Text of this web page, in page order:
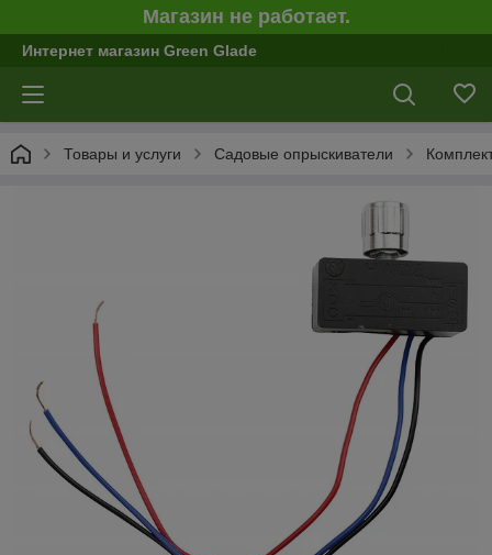
Магазин не работает.
Интернет магазин Green Glade
Товары и услуги Садовые опрыскиватели